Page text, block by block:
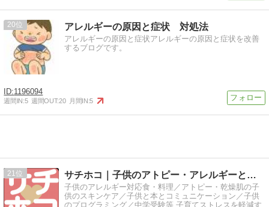
20 アレルギーの原因と症状 対処法
アレルギーの原因と症状アレルギーの原因と症状を改善
するブログです。
1196094
週間IN:5 週間OUT:20 月間IN:5
21 サチホコ｜子供のアトピー・アレルギーと中学受験等子育てブログ
子供のアレルギー対応食・料理／アトピー・乾燥肌の子
供のスキンケア／子供と本とコミュニケーション／子供
のプログラミング／中学受験等 子育てストレスを軽減す